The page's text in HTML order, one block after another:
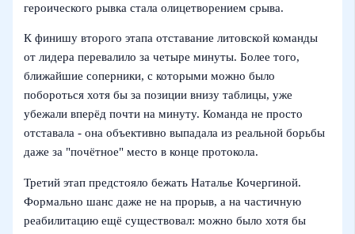
героического рывка стала олицетворением срыва.
К финишу второго этапа отставание литовской команды
от лидера перевалило за четыре минуты. Более того,
ближайшие соперники, с которыми можно было
побороться хотя бы за позиции внизу таблицы, уже
убежали вперёд почти на минуту. Команда не просто
отставала - она объективно выпадала из реальной борьбы
даже за "почётное" место в конце протокола.
Третий этап предстояло бежать Наталье Кочергиной.
Формально шанс даже не на прорыв, а на частичную
реабилитацию ещё существовал: можно было хотя бы